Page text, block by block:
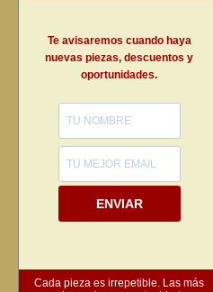
Te avisaremos cuando haya
nuevas piezas, descuentos y
oportunidades.
ENVIAR
Cada pieza es irrepetible. Las más